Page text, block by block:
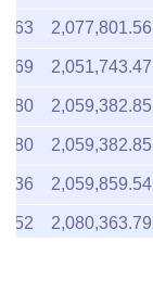
2,077,801.56
2,051,743.47
2,059,382.85
2,059,382.85
2,059,859.54
2,080,363.79